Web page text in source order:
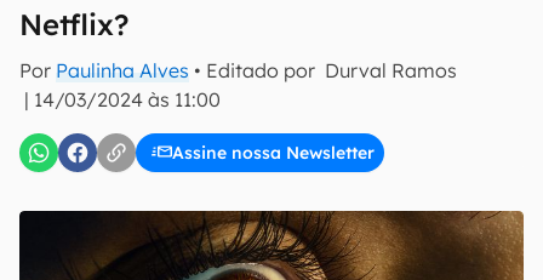
Netflix?
Por Paulinha Alves • Editado por Durval Ramos
| 14/03/2024 às 11:00
Assine nossa Newsletter
inscreva-se
Confirmo que li, aceito e concordo com os Termos de
Uso e Política de Privacidade do Canaltech.